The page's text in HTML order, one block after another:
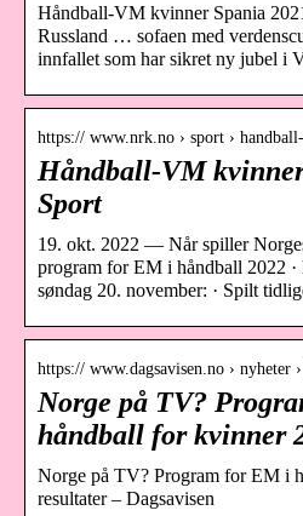
Håndball-VM kvinner Spania
Russland … sofaen med
innfallet som har sikret ny jubel i
https:// www.nrk.no › sport ›
Håndball-VM
Sport
19. okt. 2022 — Når spiller
program for EM i håndball 2022
søndag 20. november: · Spilt
https:// www.dagsavisen.no › nyheter
Norge på TV?
håndball for kvinner
Norge på TV? Program for EM i
resultater – Dagsavisen